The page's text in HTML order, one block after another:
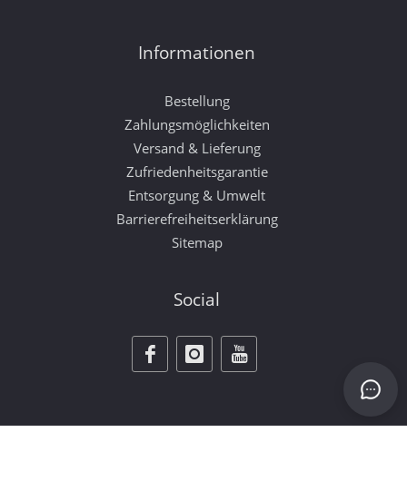
Informationen
Bestellung
Zahlungsmöglichkeiten
Versand & Lieferung
Zufriedenheitsgarantie
Entsorgung & Umwelt
Barrierefreiheitserklärung
Sitemap
Social